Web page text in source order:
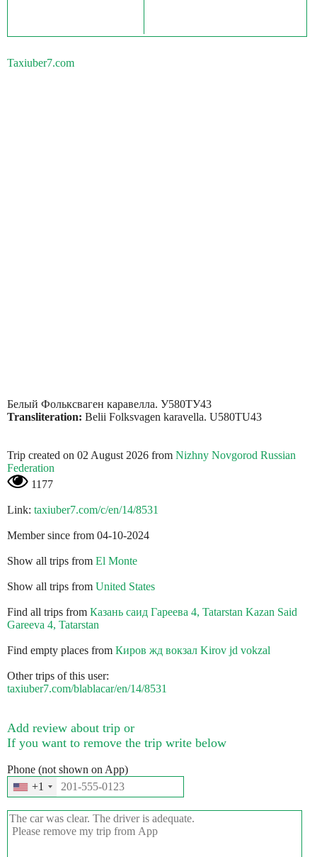
Taxiuber7.com
Белый Фольксваген каравелла. У580ТУ43
Transliteration: Belii Folksvagen karavella. U580TU43
Trip created on 02 August 2026 from Nizhny Novgorod Russian
Federation
1177
Link: taxiuber7.com/c/en/14/8531
Member since from 04-10-2024
Show all trips from El Monte
Show all trips from United States
Find all trips from Казань саид Гареева 4, Tatarstan Kazan Said
Gareeva 4, Tatarstan
Find empty places from Киров жд вокзал Kirov jd vokzal
Other trips of this user:
taxiuber7.com/blablacar/en/14/8531
Add review about trip or
If you want to remove the trip write below
Phone (not shown on App)
+1